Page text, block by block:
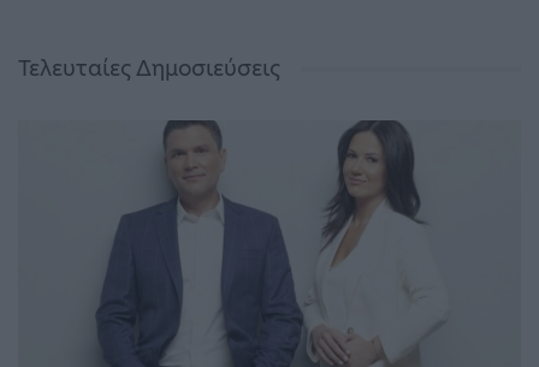
Τελευταίες Δημοσιεύσεις